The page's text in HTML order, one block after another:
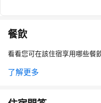
餐飲
看看您可在該住宿享用哪些餐
了解更多